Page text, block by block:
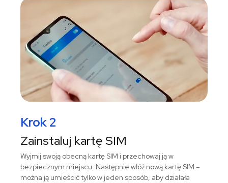
Krok 2
Zainstaluj kartę SIM
Wyjmij swoją obecną kartę SIM i przechowaj ją w
bezpiecznym miejscu. Następnie włóż nową kartę SIM –
można ją umieścić tylko w jeden sposób, aby działała